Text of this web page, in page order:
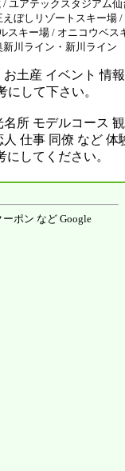
アテックスタジアム
ぼしリゾートスキー場 /
キー場 / オニコウベス
川ライン・新川ライン
土産 イベント 情
にして下さい。
所 モデルコース
仕事 同僚 など 体
してください。
ポン など Google